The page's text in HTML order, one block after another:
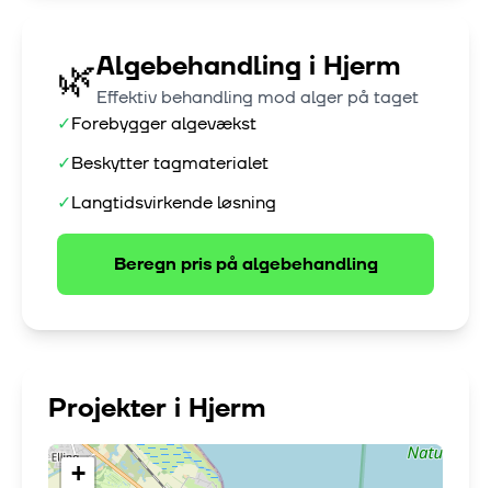
🌿Algebehandling i Hjerm
Effektiv behandling mod alger på taget
✓Forebygger algevækst
✓Beskytter tagmaterialet
✓Langtidsvirkende løsning
Beregn pris påalgebehandling
Projekter i Hjerm
+